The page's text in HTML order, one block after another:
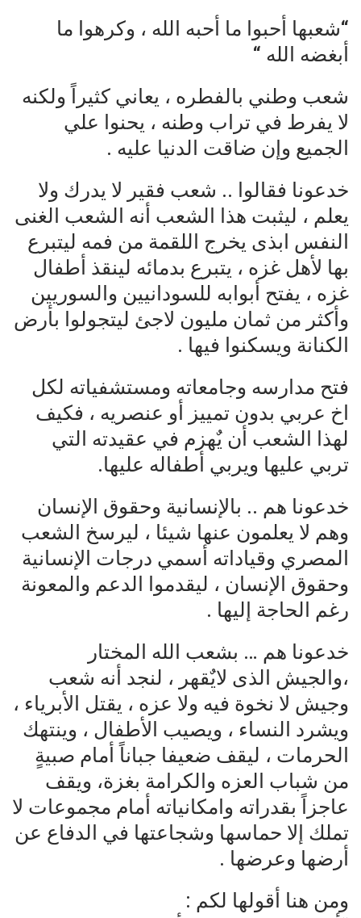
“شعبها أحبوا ما أحبه الله ، وكرهوا ما
أبغضه الله “
شعب وطني بالفطره ، يعاني كثيراً ولكنه
لا يفرط في تراب وطنه ، يحنوا علي
الجميع وإن ضاقت الدنيا عليه .
خدعونا فقالوا .. شعب فقير لا يدرك ولا
يعلم ، ليثبت هذا الشعب أنه الشعب الغنى
النفس ابذى يخرج اللقمة من فمه ليتبرع
بها لأهل غزه ، يتبرع بدمائه لينقذ أطفال
غزه ، يفتح أبوابه للسودانيين والسوريين
وأكثر من ثمان مليون لاجئ ليتجولوا بأرض
الكنانة ويسكنوا فيها .
فتح مدارسه وجامعاته ومستشفياته لكل
اخ عربي بدون تمييز أو عنصريه ، فكيف
لهذا الشعب أن يٌهزم في عقيدته التي
تربي عليها ويربي أطفاله عليها.
خدعونا هم .. بالإنسانية وحقوق الإنسان
وهم لا يعلمون عنها شيئا ، ليرسخ الشعب
المصري وقياداته أسمي درجات الإنسانية
وحقوق الإنسان ، ليقدموا الدعم والمعونة
رغم الحاجة إليها .
خدعونا هم … بشعب الله المختار
،والجيش الذى لايٌقهر ، لنجد أنه شعب
وجيش لا نخوة فيه ولا عزه ، يقتل الأبرياء ،
ويشرد النساء ، ويصيب الأطفال ، وينتهك
الحرمات ، ليقف ضعيفا جباناً أمام صبيةٍ
من شباب العزه والكرامة بغزة، ويقف
عاجزاً بقدراته وامكانياته أمام مجموعات لا
تملك إلا حماسها وشجاعتها في الدفاع عن
أرضها وعرضها .
ومن هنا أقولها لكم :